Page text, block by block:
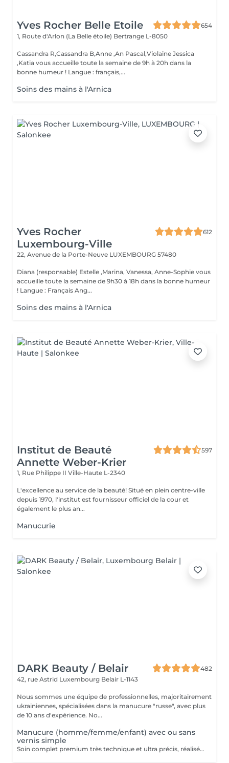
Yves Rocher Belle Etoile
654
1, Route d'Arlon (La Belle étoile) Bertrange L-8050
Cassandra R,Cassandra B,Anne ,An Pascal,Violaine Jessica
,Katia vous accueille toute la semaine de 9h à 20h dans la
bonne humeur ! Langue : français,...
Soins des mains à l'Arnica
Yves Rocher
Luxembourg-Ville
612
22, Avenue de la Porte-Neuve LUXEMBOURG 57480
Diana (responsable) Estelle ,Marina, Vanessa, Anne-Sophie vous
accueille toute la semaine de 9h30 à 18h dans la bonne humeur
! Langue : Français Ang...
Soins des mains à l'Arnica
Institut de Beauté
Annette Weber-Krier
597
1, Rue Philippe II Ville-Haute L-2340
L'excellence au service de la beauté! Situé en plein centre-ville
depuis 1970, l'institut est fournisseur officiel de la cour et
également le plus an...
Manucurie
DARK Beauty / Belair
482
42, rue Astrid Luxembourg Belair L-1143
Nous sommes une équipe de professionnelles, majoritairement
ukrainiennes, spécialisées dans la manucure "russe", avec plus
de 10 ans d'expérience. No...
Manucure (homme/femme/enfant) avec ou sans
vernis simple
Soin complet premium très technique et ultra précis, réalisé principalement à la ponceuse afin d'obtenir un contour d'ongle parfaitement net et une application du vernis au plus près, voire légèrement sous la cuticule. Cette technique permet de retarder visuellement la repousse d'environ 10 jours. Résultat visuel : -Ongles extrêmement soignés, contours nets, forme impeccable -Effet Instagram / photo studio : propre, précis, sans petites peaux apparentes Contenu de la prestation : -Dépose de l'ancien vernis semi-permanent et/ou gel (si besoin, choisissez dans cet écran svp cette option de réservation) -Préparation très minutieuse de la plaque de l'ongle -Elimination des peaux mortes -Façonner et limer les ongles -Traitement délicat des cuticules -Application d'un vernis simple transparent (si vous le souhaitez) OU application de votre propre vernis simple (si besoin, choisissez dans cet écran svp cette option de réservation) -Application d'huile pour cuticules et de crème pour les mains